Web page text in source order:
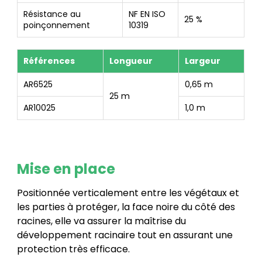
Résistance au
poinçonnement
NF EN ISO
10319
25 %
Références Longueur
Largeur
AR6525
25 m
0,65 m
AR10025
1,0 m
Mise en place
Positionnée verticalement entre les végétaux et
les parties à protéger, la face noire du côté des
racines, elle va assurer la maîtrise du
développement racinaire tout en assurant une
protection très efficace.